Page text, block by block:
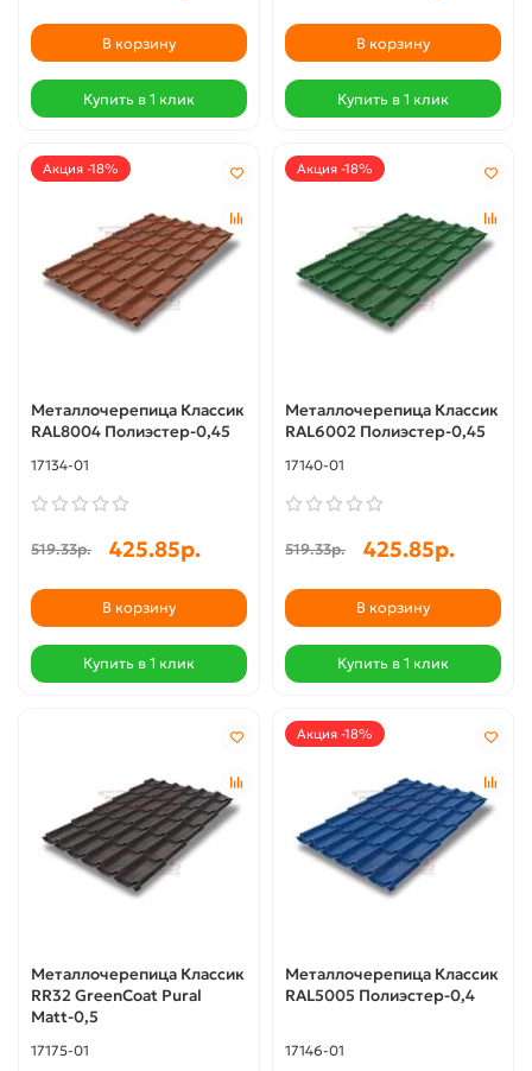
В корзину
Купить в 1 клик
В корзину
Купить в 1 клик
Акция -18%
Металлочерепица Классик
RAL8004 Полиэстер-0,45
17134-01
519.33р. 425.85р.
В корзину
Купить в 1 клик
Акция -18%
Металлочерепица Классик
RAL6002 Полиэстер-0,45
17140-01
519.33р. 425.85р.
В корзину
Купить в 1 клик
Металлочерепица Классик
RR32 GreenCoat Pural
Matt-0,5
17175-01
Акция -18%
Металлочерепица Классик
RAL5005 Полиэстер-0,4
17146-01